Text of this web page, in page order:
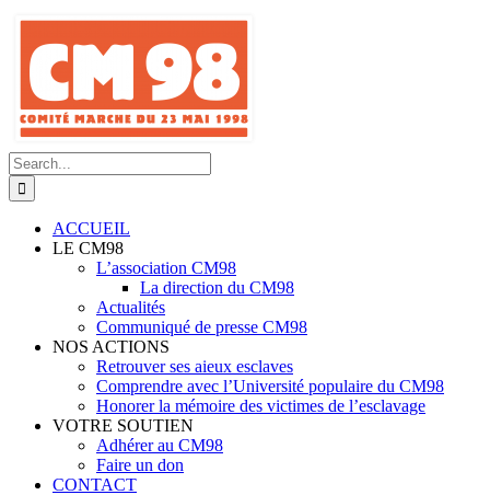
Skip
content
Search
for:
ACCUEIL
LE CM98
L’association CM98
La direction du CM98
Actualités
Communiqué de presse CM98
NOS ACTIONS
Retrouver ses aieux esclaves
Comprendre avec l’Université populaire du CM98
Honorer la mémoire des victimes de l’esclavage
VOTRE SOUTIEN
Adhérer au CM98
Faire un don
CONTACT